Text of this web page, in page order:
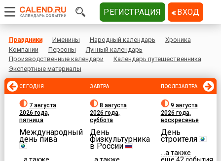
Праздники Именины Народный календарь
Хроника
Компании
Персоны
Лунный календарь
Производственные календари
Календарь путешественника
Экспертные материалы
СЕГОДНЯ
7 августа
2026 года,
пятница
Международный
день пива
ЗАВТРА
8 августа
2026 года,
суббота
День
физкультурника
в России
ПОСЛЕЗАВТРА
9 августа
2026 года,
воскресенье
День
строителя
...а также
РЕГИСТРАЦИЯ ВХОД